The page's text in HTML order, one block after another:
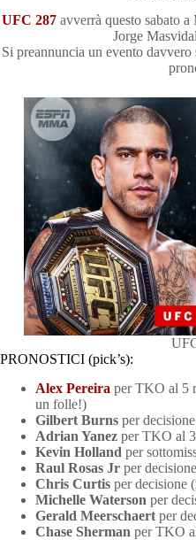
UFC 287 avverrà questo sabato
Jorge
Si preannuncia un evento
PRONOSTICI (pick’s):
Alex Pereira per TKO al 5
un folle!)
Gilbert Burns per
Adrian Yanez per TKO al
Kevin Holland per
Raul Rosas Jr per
Chris Curtis per decisione
Michelle Waterson per
Gerald Meerschaert per
Chase Sherman per TKO